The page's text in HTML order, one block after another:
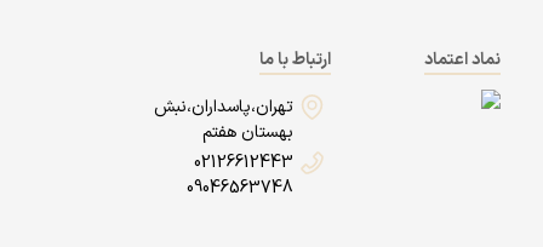
نماد اعتماد
ارتباط با ما
تهران،پاسداران،نبش
بهستان هفتم
02126612443
09046563748